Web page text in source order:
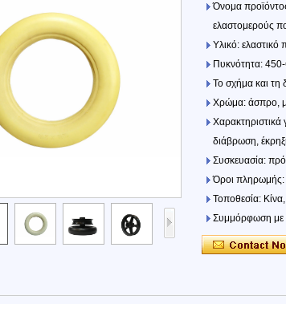
Όνομα
ελαστομερούς
Υλικό:
Πυκνότητα:
Το σχήμα και τη
Χρώμα: άσπρο,
Χαρακτηριστικά
διάβρωση,
Συσκευασία:
Όροι πληρωμής:
Τοποθεσία:
Συμμόρφωση με